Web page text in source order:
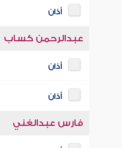
أذان
عبدالرحمن كساب
أذان
أذان
فارس عبدالغني